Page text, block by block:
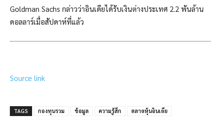
Goldman Sachs กล่าวว่าอินเดียได้รับเงินต่างประเทศ 2.2 พันล้าน
ดอลลาร์เมื่อสัปดาห์ที่แล้ว
Source link
TAGS กองทุนรวม ข้อมูล ความรู้สึก
ตลาดหุ้นอินเดีย